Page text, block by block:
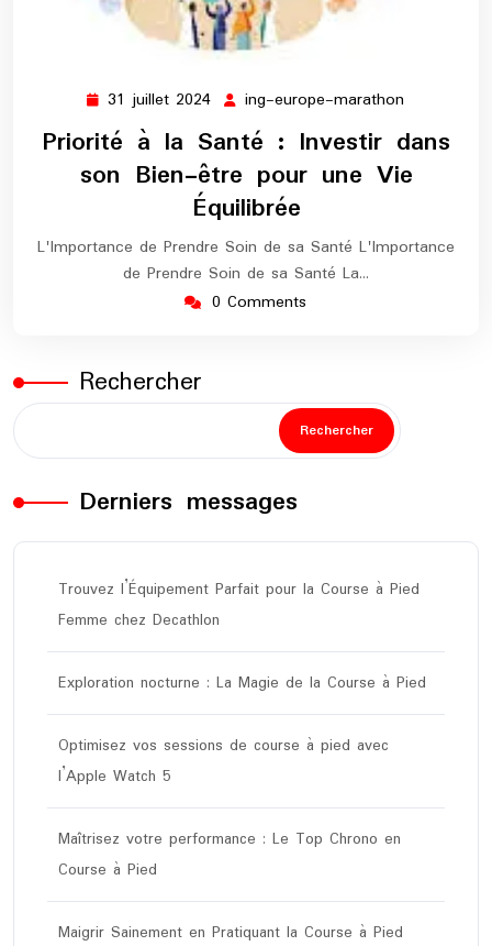
31 juillet 2024 31
juillet
2024
ing-europe-marathon
europe-
marathon
Priorité à la Santé : Investir dans
son Bien-être pour une Vie
Équilibrée
L'Importance de Prendre Soin de sa Santé L'Importance
de Prendre Soin de sa Santé La…
0 Comments
Rechercher
Rechercher
Derniers messages
Trouvez l’Équipement Parfait pour la Course à Pied
Femme chez Decathlon
Exploration nocturne : La Magie de la Course à Pied
Optimisez vos sessions de course à pied avec
l’Apple Watch 5
Maîtrisez votre performance : Le Top Chrono en
Course à Pied
Maigrir Sainement en Pratiquant la Course à Pied